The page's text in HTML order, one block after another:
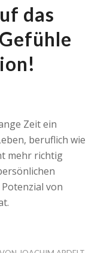
das
Zeit ein
beruflich wie
mehr richtig
von